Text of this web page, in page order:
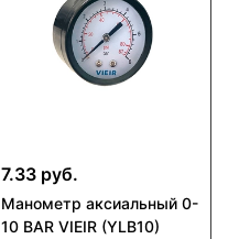
7.33 руб.
Манометр аксиальный 0-
10 BAR VIEIR (YLB10)